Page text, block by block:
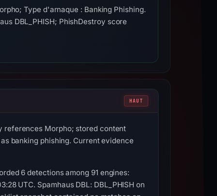
Type d'arnaque : Banking Phishing.
DBL_PHISH; PhishDestroy score
HAUT
references Morpho; stored content
banking phishing. Current evidence
6 detections among 91 engines:
UTC. Spamhaus DBL: DBL_PHISH on